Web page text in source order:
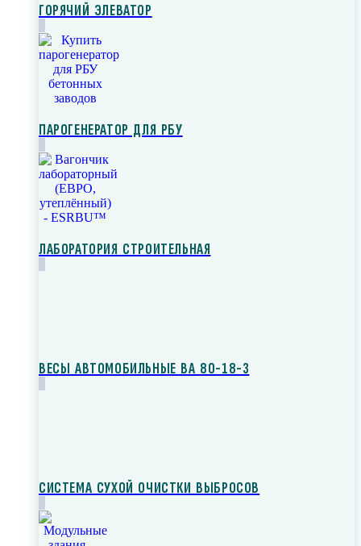
ГОРЯЧИЙ ЭЛЕВАТОР
ПАРОГЕНЕРАТОР ДЛЯ РБУ
ЛАБОРАТОРИЯ СТРОИТЕЛЬНАЯ
ВЕСЫ АВТОМОБИЛЬНЫЕ ВА 80-18-3
СИСТЕМА СУХОЙ ОЧИСТКИ ВЫБРОСОВ